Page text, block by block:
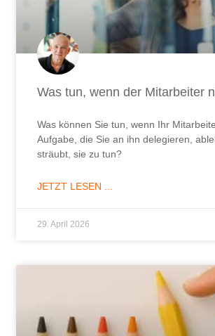
Was tun, wenn der Mitarbeiter
Was können Sie tun, wenn Ihr
Aufgabe, die Sie an ihn delegieren,
sträubt, sie zu tun?
JETZT LESEN ...
29. April 2026